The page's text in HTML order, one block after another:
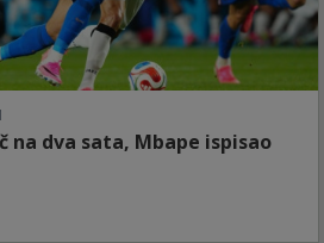
na dva sata, Mbape ispisao